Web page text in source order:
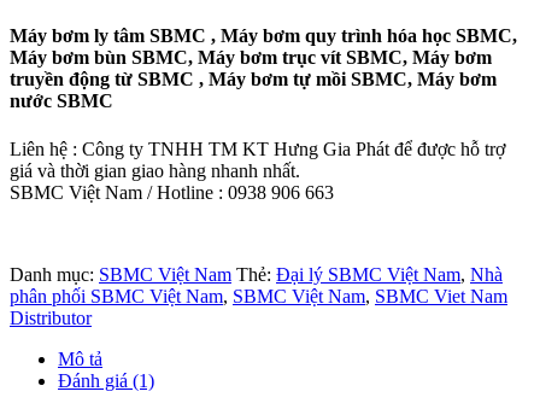
Máy bơm ly tâm SBMC , Máy bơm quy trình hóa học SBMC,
Máy bơm bùn SBMC, Máy bơm trục vít SBMC, Máy bơm
truyền động từ SBMC , Máy bơm tự mồi SBMC, Máy bơm
nước SBMC
Liên hệ : Công ty TNHH TM KT Hưng Gia Phát để được hỗ trợ
giá và thời gian giao hàng nhanh nhất.
SBMC Việt Nam / Hotline : 0938 906 663
Danh mục: SBMC Việt Nam Thẻ: Đại lý SBMC Việt Nam, Nhà
phân phối SBMC Việt Nam, SBMC Việt Nam, SBMC Viet Nam
Distributor
Mô tả
Đánh giá (1)